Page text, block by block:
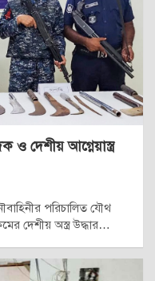
ও দেশীয় আগ্নেয়াস্ত্র
পরিচালিত যৌথ
দেশীয় অস্ত্র উদ্ধার…